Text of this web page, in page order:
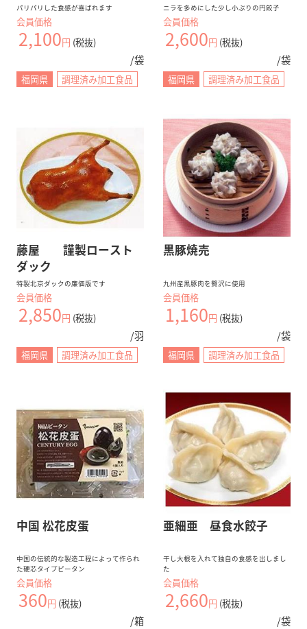
パリパリした食感が喜ばれます
会員価格
2,100円 (税抜)
/袋
福岡県 調理済み加工食品
ニラを多めにした少し小ぶりの円餃子
会員価格
2,600円 (税抜)
/袋
福岡県 調理済み加工食品
藤屋 謹製ロースト
ダック
特製北京ダックの廉価版です
会員価格
2,850円 (税抜)
/羽
福岡県 調理済み加工食品
黒豚焼売
九州産黒豚肉を贅沢に使用
会員価格
1,160円 (税抜)
/袋
福岡県 調理済み加工食品
中国 松花皮蛋
中国の伝統的な製造工程によって作られ
た硬芯タイプピータン
会員価格
360円 (税抜)
/箱
亜細亜 昼食水餃子
干し大根を入れて独自の食感を出しまし
た
会員価格
2,660円 (税抜)
/袋